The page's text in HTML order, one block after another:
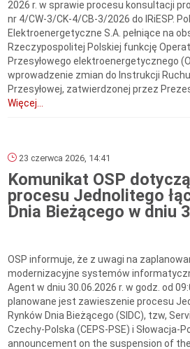
2026 r. w sprawie procesu konsultacji
nr 4/CW-3/CK-4/CB-3/2026 do IRiESP.
Elektroenergetyczne S.A. pełniące na
Rzeczypospolitej Polskiej funkcję
Przesyłowego elektroenergetycznego
wprowadzenie zmian do Instrukcji
Przesyłowej, zatwierdzonej przez
Więcej...
23 czerwca 2026, 14:41
Komunikat OSP
procesu Jednolitego
Dnia Bieżącego w dniu
OSP informuje, że z uwagi na
modernizacyjne systemów
Agent w dniu 30.06.2026 r. w godz. od
planowane jest zawieszenie procesu
Rynków Dnia Bieżącego (SIDC), tzw,
Czechy-Polska (CEPS-PSE) i Słowacja-
announcement on the suspension of